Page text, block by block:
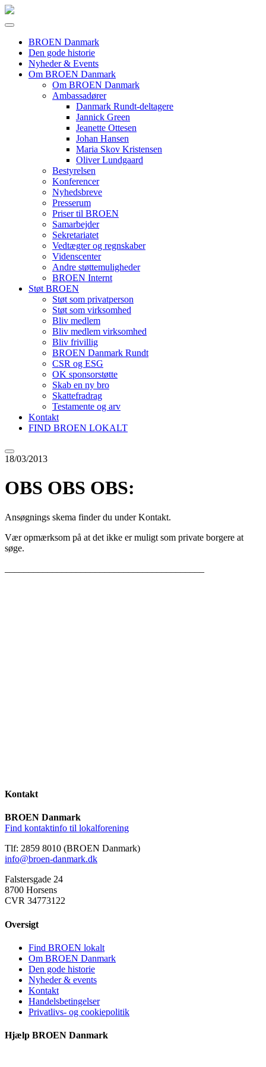
BROEN Danmark
Den gode historie
Nyheder & Events
Om BROEN Danmark
Om BROEN Danmark
Ambassadører
Danmark Rundt-deltagere
Jannick Green
Jeanette Ottesen
Johan Hansen
Maria Skov Kristensen
Oliver Lundgaard
Bestyrelsen
Konferencer
Nyhedsbreve
Presserum
Priser til BROEN
Samarbejder
Sekretariatet
Vedtægter og regnskaber
Videnscenter
Andre støttemuligheder
BROEN Internt
Støt BROEN
Støt som privatperson
Støt som virksomhed
Bliv medlem
Bliv medlem virksomhed
Bliv frivillig
BROEN Danmark Rundt
CSR og ESG
OK sponsorstøtte
Skab en ny bro
Skattefradrag
Testamente og arv
Kontakt
FIND BROEN LOKALT
18/03/2013
OBS OBS OBS:
Ansøgnings skema finder du under Kontakt.
Vær opmærksom på at det ikke er muligt som private borgere at
søge.
Kontakt
BROEN Danmark
Find kontaktinfo til lokalforening
Tlf: 2859 8010 (BROEN Danmark)
info@broen-danmark.dk
Falstersgade 24
8700 Horsens
CVR 34773122
Oversigt
Find BROEN lokalt
Om BROEN Danmark
Den gode historie
Nyheder & events
Kontakt
Handelsbetingelser
Privatlivs- og cookiepolitik
Hjælp BROEN Danmark